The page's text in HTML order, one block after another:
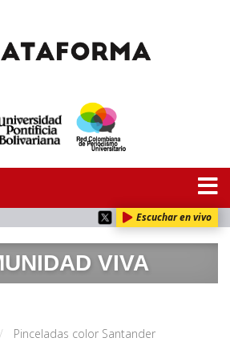
Escuchar en vivo
VIVA
Pinceladas color Santander